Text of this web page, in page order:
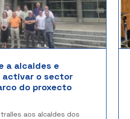
a alcaldes e
activar o sector
do proxecto
aos alcaldes dos